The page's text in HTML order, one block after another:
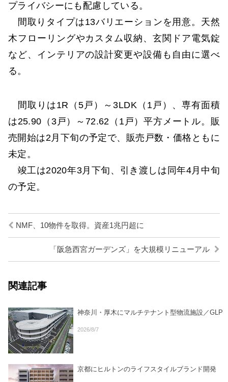
プライバシーにも配慮している。
間取りタイプは13バリエーションを用意。天然
木フローリングやカスタム収納、玄関ドア電気錠
など、インテリアの設計変更や設備も自由に選べ
る。
間取りは1R（5戸）～3LDK（1戸）、専有面積
は25.90（3戸）～72.62（1戸）平方メートル。販
売開始は2月下旬の予定で、販売戸数・価格ともに
未定。
竣工は2020年3月下旬、引き渡しは同年4月中旬
の予定。
NMF、10物件を取得。資産1兆円超に
「阪急西宮ガーデンズ」を大規模リニューアル
関連記事
神奈川・厚木にマルチテナント型物流施設／GLP
2026/8/7
京都にヒルトンのライフスタイルブランド開発